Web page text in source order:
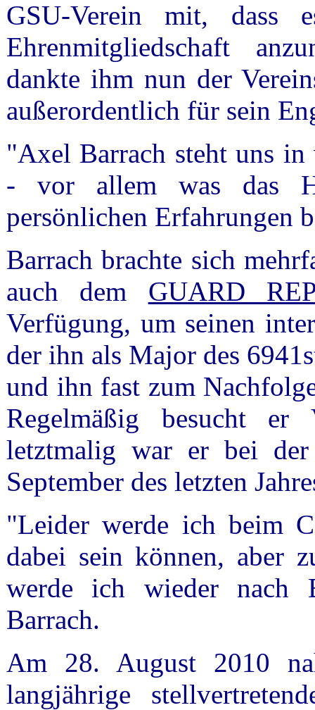
GSU-Verein mit, dass
Ehrenmitgliedschaft
dankte ihm nun der
außerordentlich für sein
"Axel Barrach steht uns
- vor allem was das
persönlichen Erfahrungen
Barrach brachte sich
auch dem GUARD
Verfügung, um seinen
der ihn als Major des
und ihn fast zum
Regelmäßig besucht er
letztmalig war er bei
September des letzten
"Leider werde ich beim
dabei sein können, aber
werde ich wieder nach
Barrach.
Am 28. August 2010
langjährige